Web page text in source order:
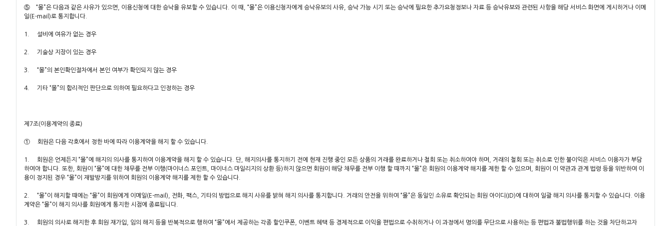
⑤ “몰”은 다음과 같은 사유가 있으면, 이용신청에 대한 승낙을 유보할 수 있습니다. 이 때, “몰”은 이용신청자에게 승낙유보의 사유, 승낙 가능 시기 또는 승낙에 필요한 추가요청정보나 자료 등 승낙유보와 관련된 사항을 해당 서비스 화면에 게시하거나 이메
일(E-mail)로 통지합니다.
1. 설비에 여유가 없는 경우
2. 기술상 지장이 있는 경우
3. “몰”의 본인확인절차에서 본인 여부가 확인되지 않는 경우
4. 기타 “몰”의 합리적인 판단으로 의하여 필요하다고 인정하는 경우
제7조(이용계약의 종료)
① 회원은 다음 각호에서 정한 바에 따라 이용계약을 해지 할 수 있습니다.
1. 회원은 언제든지 “몰”에 해지의 의사를 통지하여 이용계약을 해지 할 수 있습니다. 단, 해지의사를 통지하기 전에 현재 진행 중인 모든 상품의 거래를 완료하거나 철회 또는 취소하여야 하며, 거래의 철회 또는 취소로 인한 불이익은 서비스 이용자가 부담
하여야 합니다. 또한, 회원이 “몰”에 대한 채무를 전부 이행(마이너스 포인트, 마이너스 마일리지의 상환 등)하지 않으면 회원이 해당 채무를 전부 이행 할 때까지 “몰”은 회원의 이용계약 해지를 제한 할 수 있으며, 회원이 이 약관과 관계 법령 등을 위반하여 이
용이 정지된 경우 “몰”이 재발방지를 위하여 회원의 이용계약 해지를 제한 할 수 있습니다.
2. “몰”이 해지할 때에는 “몰”이 회원에게 이메일(E-mail), 전화, 팩스, 기타의 방법으로 해지 사유를 밝혀 해지 의사를 통지합니다. 거래의 안전을 위하여 “몰”은 동일인 소유로 확인되는 회원 아이디(ID)에 대하여 일괄 해지 의사를 통지할 수 있습니다. 이용
계약은 “몰”이 해지 의사를 회원에게 통지한 시점에 종료됩니다.
3. 회원의 의사로 해지한 후 회원 재가입, 임의 해지 등을 반복적으로 행하여 “몰”에서 제공하는 각종 할인쿠폰, 이벤트 혜택 등 경제적으로 이익을 편법으로 수취하거나 이 과정에서 명의를 무단으로 사용하는 등 편법과 불법행위를 하는 것을 차단하고자